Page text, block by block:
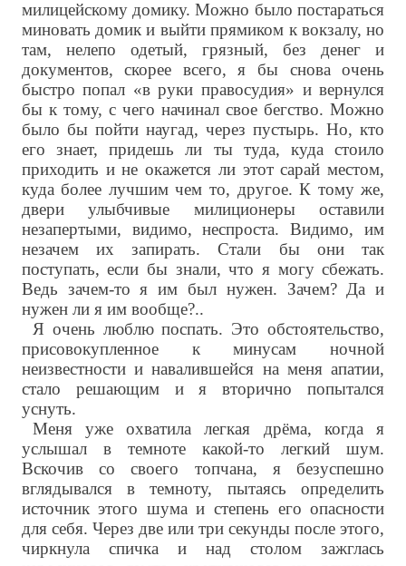
милицейскому домику. Можно было постараться
миновать домик и выйти прямиком к вокзалу, но
там, нелепо одетый, грязный, без денег и
документов, скорее всего, я бы снова очень
быстро попал «в руки правосудия» и вернулся
бы к тому, с чего начинал свое бегство. Можно
было бы пойти наугад, через пустырь. Но, кто
его знает, придешь ли ты туда, куда стоило
приходить и не окажется ли этот сарай местом,
куда более лучшим чем то, другое. К тому же,
двери улыбчивые милиционеры оставили
незапертыми, видимо, неспроста. Видимо, им
незачем их запирать. Стали бы они так
поступать, если бы знали, что я могу сбежать.
Ведь зачем-то я им был нужен. Зачем? Да и
нужен ли я им вообще?..
Я очень люблю поспать. Это обстоятельство,
присовокупленное к минусам ночной
неизвестности и навалившейся на меня апатии,
стало решающим и я вторично попытался
уснуть.
Меня уже охватила легкая дрёма, когда я
услышал в темноте какой-то легкий шум.
Вскочив со своего топчана, я безуспешно
вглядывался в темноту, пытаясь определить
источник этого шума и степень его опасности
для себя. Через две или три секунды после этого,
чиркнула спичка и над столом зажглась